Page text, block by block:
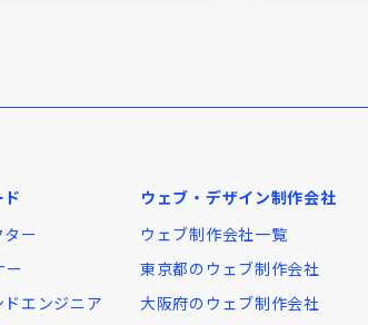
ー
ー
エンジニア
ウェブ・デザイン制作会社
ウェブ制作会社一覧
東京都のウェブ制作会社
大阪府のウェブ制作会社